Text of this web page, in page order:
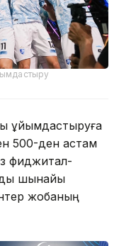
ұйымдастыруға
500-ден астам
фиджитал-
шынайы
жобаның